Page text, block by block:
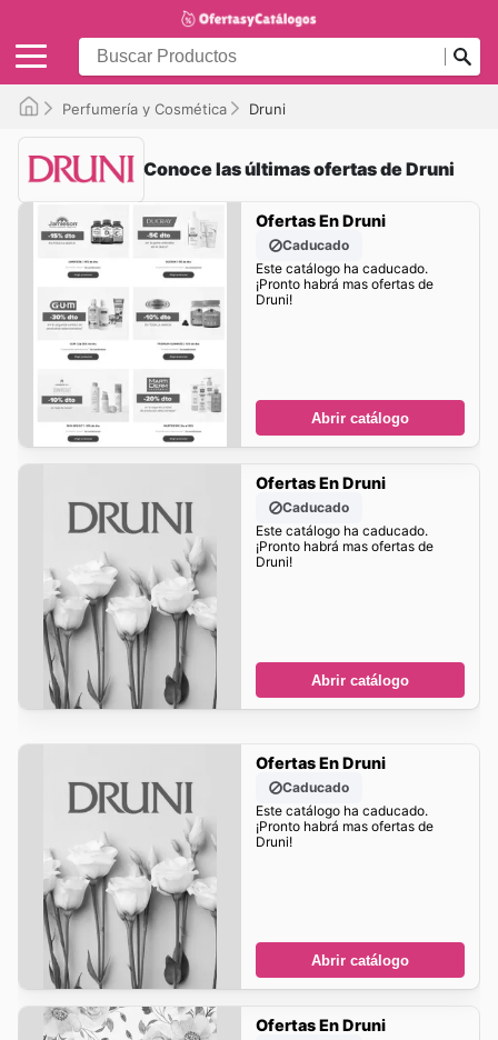
Perfumería y Cosmética Druni
Conoce las últimas ofertas de Druni
Ofertas En Druni
Caducado
Este catálogo ha caducado.
¡Pronto habrá mas ofertas de
Druni!
Abrir catálogo
Ofertas En Druni
Caducado
Este catálogo ha caducado.
¡Pronto habrá mas ofertas de
Druni!
Abrir catálogo
Ofertas En Druni
Caducado
Este catálogo ha caducado.
¡Pronto habrá mas ofertas de
Druni!
Abrir catálogo
Ofertas En Druni